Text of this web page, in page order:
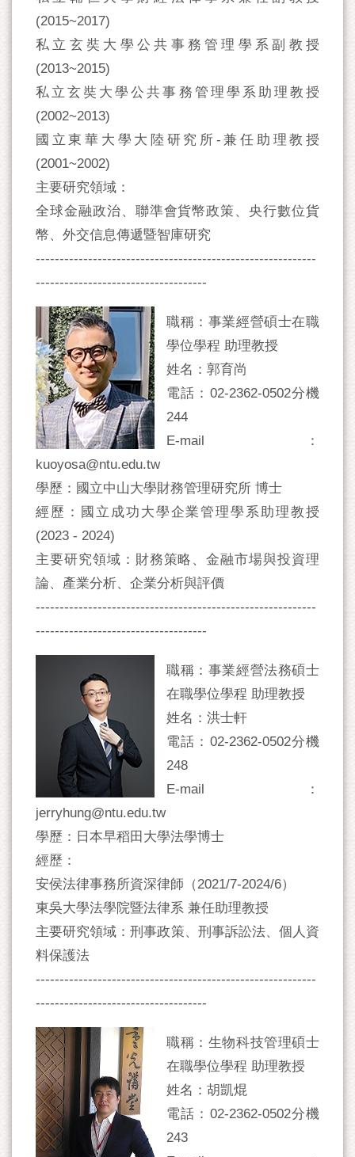
(2015~2017)
私立玄奘大學公共事務管理學系副教授
(2013~2015)
私立玄奘大學公共事務管理學系助理教授
(2002~2013)
國立東華大學大陸研究所-兼任助理教授
(2001~2002)
主要研究領域：
全球金融政治、聯準會貨幣政策、央行數位貨
幣、外交信息傳遞暨智庫研究
-----------------------------------------------------------
------------------------------------
職稱：事業經營碩士在職
學位學程 助理教授
姓名：郭育尚
電話：02-2362-0502分機
244
E-mail：
kuoyosa@ntu.edu.tw
學歷：國立中山大學財務管理研究所 博士
經歷：國立成功大學企業管理學系助理教授
(2023 - 2024)
主要研究領域：財務策略、金融市場與投資理
論、產業分析、企業分析與評價
-----------------------------------------------------------
------------------------------------
職稱：事業經營法務碩士
在職學位學程 助理教授
姓名：洪士軒
電話：02-2362-0502分機
248
E-mail：
jerryhung@ntu.edu.tw
學歷：日本早稻田大學法學博士
經歷：
安侯法律事務所資深律師（2021/7-2024/6）
東吳大學法學院暨法律系 兼任助理教授
主要研究領域：刑事政策、刑事訴訟法、個人資
料保護法
-----------------------------------------------------------
------------------------------------
職稱：生物科技管理碩士
在職學位學程 助理教授
姓名：胡凱焜
電話：02-2362-0502分機
243